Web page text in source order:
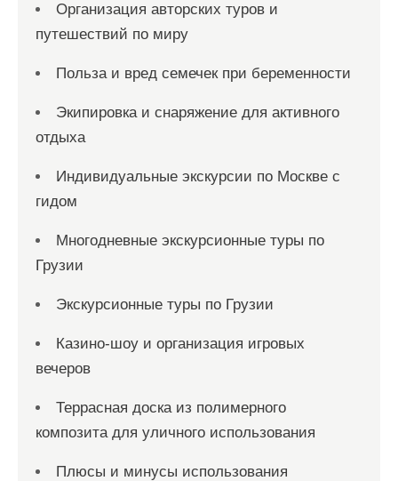
Организация авторских туров и
путешествий по миру
Польза и вред семечек при беременности
Экипировка и снаряжение для активного
отдыха
Индивидуальные экскурсии по Москве с
гидом
Многодневные экскурсионные туры по
Грузии
Экскурсионные туры по Грузии
Казино-шоу и организация игровых
вечеров
Террасная доска из полимерного
композита для уличного использования
Плюсы и минусы использования